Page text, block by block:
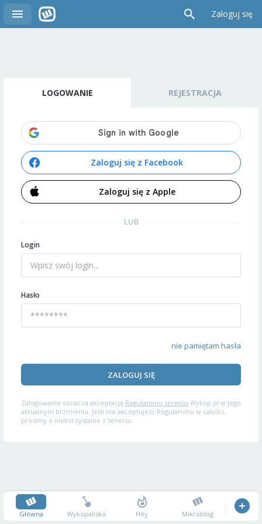
Zaloguj się
LOGOWANIE REJESTRACJA
Zaloguj się z Facebook
Zaloguj się z Apple
LUB
Login
Hasło
nie pamiętam hasła
ZALOGUJ SIĘ
Zalogowanie oznacza akceptację Regulaminu serwisu Wykop.pl w jego
aktualnym brzmieniu. Jeśli nie akceptujesz Regulaminu w całości,
prosimy o niekorzystanie z serwisu.
Główna Wykopalisko Hity Mikroblog